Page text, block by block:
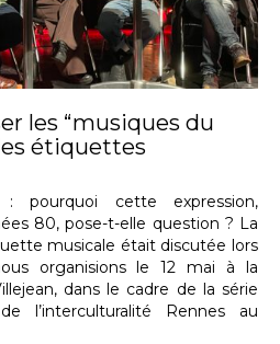
les “musiques du
étiquettes
pourquoi cette expression,
80, pose-t-elle question ? La
musicale était discutée lors
organisions le 12 mai à la
dans le cadre de la série
l’interculturalité Rennes au